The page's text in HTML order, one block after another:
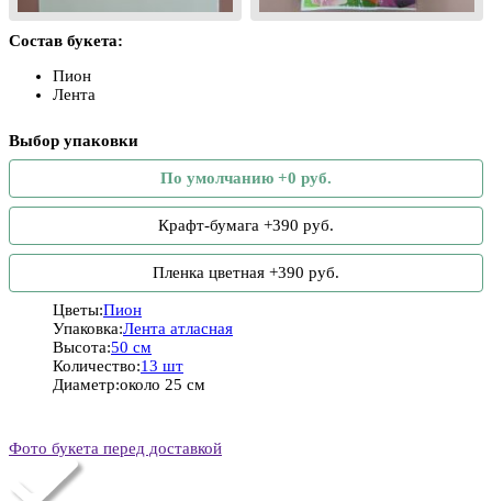
Состав букета:
Пион
Лента
Выбор упаковки
По умолчанию +0 руб.
Крафт-бумага +390 руб.
Пленка цветная +390 руб.
Цветы:Пион
Упаковка:Лента атласная
Высота:50 см
Количество:13 шт
Диаметр:около 25 см
Фото букета перед доставкой